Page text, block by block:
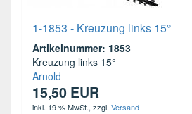
1-1853 - Kreuzung links 15°
Artikelnummer: 1853
Kreuzung links 15°
Arnold
15,50 EUR
inkl. 19 % MwSt., zzgl. Versand